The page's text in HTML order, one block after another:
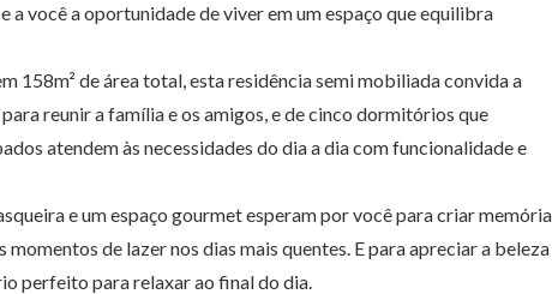
a você a oportunidade de viver em um espaço que equilibra
158m² de área total, esta residência semi mobiliada convida a
reunir a família e os amigos, e de cinco dormitórios que
atendem às necessidades do dia a dia com funcionalidade e
e um espaço gourmet esperam por você para criar
de lazer nos dias mais quentes. E para apreciar a beleza
perfeito para relaxar ao final do dia.